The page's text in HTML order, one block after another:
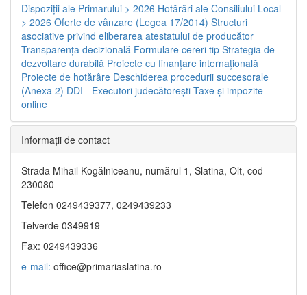
Dispoziţii ale Primarului > 2026 Hotărâri ale Consiliului Local
> 2026 Oferte de vânzare (Legea 17/2014) Structuri
asociative privind eliberarea atestatului de producător
Transparenţa decizională Formulare cereri tip Strategia de
dezvoltare durabilă Proiecte cu finanţare internaţională
Proiecte de hotărâre Deschiderea procedurii succesorale
(Anexa 2) DDI - Executori judecătorești Taxe şi impozite
online
Informaţii de contact
Strada Mihail Kogălniceanu, numărul 1, Slatina, Olt, cod
230080
Telefon 0249439377, 0249439233
Telverde 0349919
Fax: 0249439336
e-mail: office@primariaslatina.ro